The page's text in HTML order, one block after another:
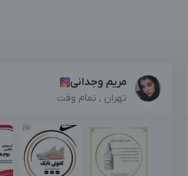
مریم وجدانی
تهران , تمام وقت